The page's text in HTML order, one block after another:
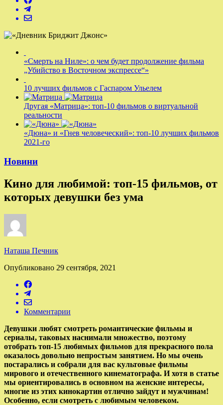
«Смерть на Ниле»: о чем будет продолжение фильма
„Убийство в Восточном экспрессе“»
10 лучших фильмов с Гаспаром Ульелем
Другая «Матрица»: топ-10 фильмов о виртуальной
реальности
«Дюна» и «Гнев человеческий»: топ-10 лучших фильмов
2021-го
Новини
Кино для любимой: топ-15 фильмов, от
которых девушки без ума
Наташа Печник
Опубликовано 29 сентября, 2021
Комментарии
Девушки любят смотреть романтические фильмы и
сериалы, таковых наснимали множество, поэтому
отобрать топ-15 любимых фильмов для прекрасного пола
оказалось довольно непростым занятием. Но мы очень
постарались и собрали для вас культовые фильмы
мирового и отечественного кинематографа. И хотя в статье
мы ориентировались в основном на женские интересы,
многие из этих кинокартин отлично зайдут и мужчинам!
Особенно, если смотреть с любимым человеком.